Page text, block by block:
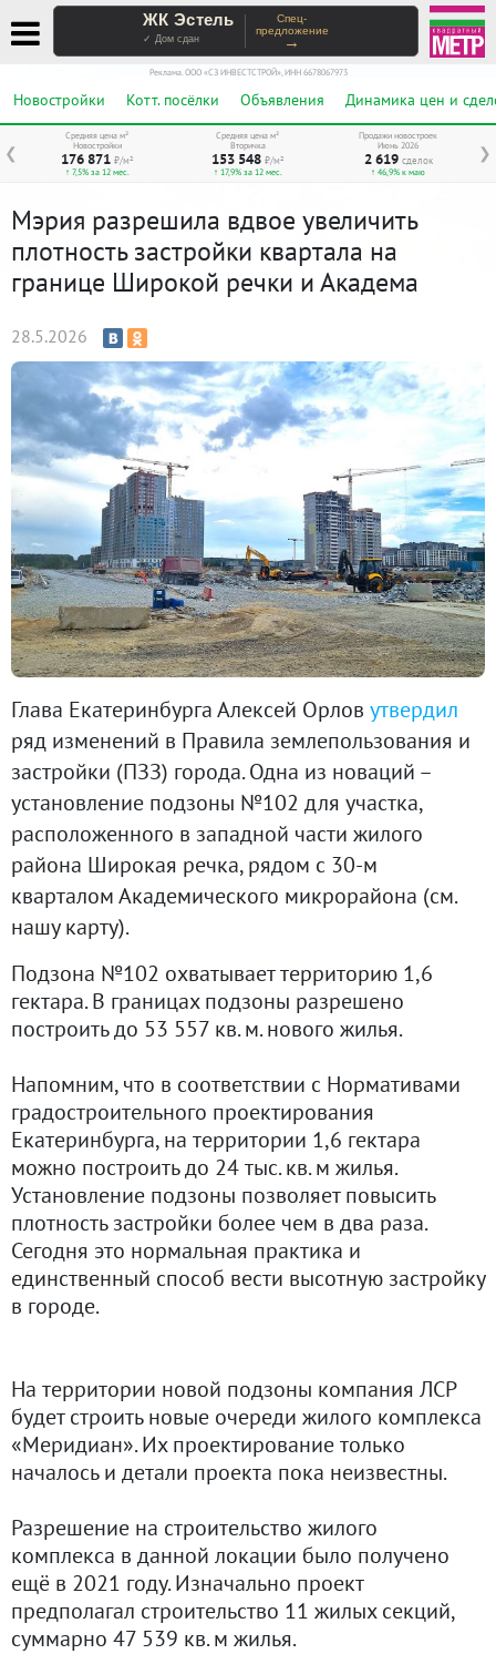
ЖК Эстель
✓ Дом сдан
Спец-
предложение
→
Реклама. ООО «СЗ ИНВЕСТСТРОЙ», ИНН 6678067973
Новостройки Котт. посёлки Объявления Динамика цен и
❮ ❯
Средняя цена м²
Новостройки
176 871 ₽/м²
↑ 7,5% за 12 мес.
Средняя цена м²
Вторичка
153 548 ₽/м²
↑ 17,9% за 12 мес.
Продажи новостроек
Июнь 2026
2 619 сделок
↑ 46,9% к маю
Мэрия разрешила вдвое увеличить
плотность застройки квартала на
границе Широкой речки и Академа
28.5.2026
Глава Екатеринбурга Алексей Орлов утвердил
ряд изменений в Правила землепользования и
застройки (ПЗЗ) города. Одна из новаций –
установление подзоны №102 для участка,
расположенного в западной части жилого
района Широкая речка, рядом с 30-м
кварталом Академического микрорайона (см.
нашу карту).
Подзона №102 охватывает территорию 1,6
гектара. В границах подзоны разрешено
построить до 53 557 кв. м. нового жилья.
Напомним, что в соответствии с Нормативами
градостроительного проектирования
Екатеринбурга, на территории 1,6 гектара
можно построить до 24 тыс. кв. м жилья.
Установление подзоны позволяет повысить
плотность застройки более чем в два раза.
Сегодня это нормальная практика и
единственный способ вести высотную застройку
в городе.
На территории новой подзоны компания ЛСР
будет строить новые очереди жилого комплекса
«Меридиан». Их проектирование только
началось и детали проекта пока неизвестны.
Разрешение на строительство жилого
комплекса в данной локации было получено
ещё в 2021 году. Изначально проект
предполагал строительство 11 жилых секций,
суммарно 47 539 кв. м жилья.